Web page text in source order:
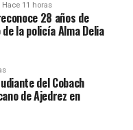
Hace 11 horas
28 años de
la policía Alma Delia
del Cobach
de Ajedrez en